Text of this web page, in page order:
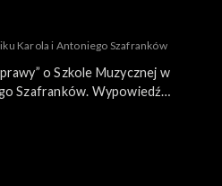
Karola i Antoniego Szafranków
o Szkole Muzycznej w
Szafranków. Wypowiedź
na temat wielu talentów
Góreckiego. Fragment lekcji